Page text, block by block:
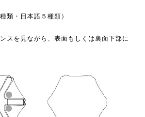
類・日本語５種類）
スを見ながら、表面もしくは裏面下部に